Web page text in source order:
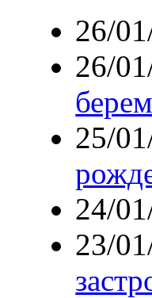
26/
26/
25/
24/
23/